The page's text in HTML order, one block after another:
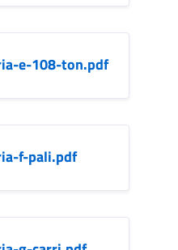
e-108-ton.pdf
f-pali.pdf